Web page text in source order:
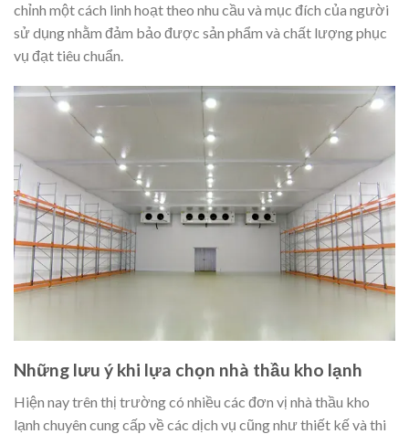
chỉnh một cách linh hoạt theo nhu cầu và mục đích của người
sử dụng nhằm đảm bảo được sản phẩm và chất lượng phục
vụ đạt tiêu chuẩn.
Những lưu ý khi lựa chọn nhà thầu kho lạnh
Hiện nay trên thị trường có nhiều các đơn vị nhà thầu kho
lạnh chuyên cung cấp về các dịch vụ cũng như thiết kế và thi